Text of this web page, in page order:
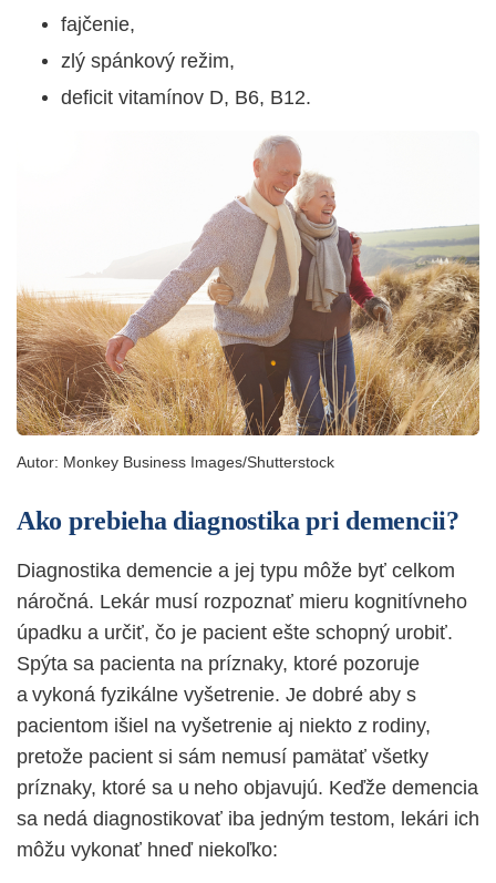
fajčenie,
zlý spánkový režim,
deficit vitamínov D, B6, B12.
Autor: Monkey Business Images/Shutterstock
Ako prebieha diagnostika pri demencii?
Diagnostika demencie a jej typu môže byť celkom
náročná. Lekár musí rozpoznať mieru kognitívneho
úpadku a určiť, čo je pacient ešte schopný urobiť.
Spýta sa pacienta na príznaky, ktoré pozoruje
a vykoná fyzikálne vyšetrenie. Je dobré aby s
pacientom išiel na vyšetrenie aj niekto z rodiny,
pretože pacient si sám nemusí pamätať všetky
príznaky, ktoré sa u neho objavujú. Keďže demencia
sa nedá diagnostikovať iba jedným testom, lekári ich
môžu vykonať hneď niekoľko: